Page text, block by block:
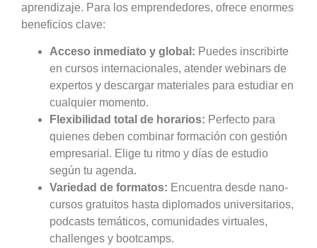
aprendizaje. Para los emprendedores, ofrece enormes
beneficios clave:
Acceso inmediato y global: Puedes inscribirte
en cursos internacionales, atender webinars de
expertos y descargar materiales para estudiar en
cualquier momento.
Flexibilidad total de horarios: Perfecto para
quienes deben combinar formación con gestión
empresarial. Elige tu ritmo y días de estudio
según tu agenda.
Variedad de formatos: Encuentra desde nano-
cursos gratuitos hasta diplomados universitarios,
podcasts temáticos, comunidades virtuales,
challenges y bootcamps.